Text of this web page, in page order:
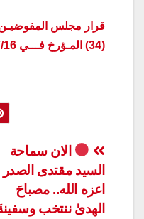
(34) المـؤرخ فـــي 2025/7/16
تصفّح
المقالات
الان سماحة
السيد مقتدى الصدر
اعزه الله.. مصباحَ
الهدىٰ ننتخب